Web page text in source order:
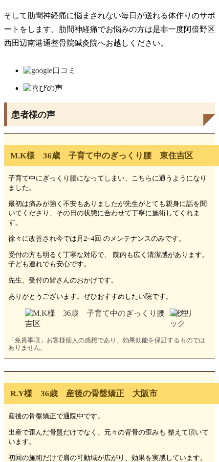
そして肋間神経痛に悩まされない毎日が送れる体作りのサポ
ートをします。肋間神経痛でお悩みの方は是非一度阿倍野区
西田辺南港通整骨院鍼灸院へお越しください。
患者様の声
M.K様 36歳 子育て中のぎっくり腰 東住吉区
子育て中にぎっくり腰になってしまい、こちらに通うようになり
ました。
最初は痛みが強く不安もありましたが先生がとても親身に話を聞
いてくださり、その日の状態に合わせて丁寧に施術してくれま
す。
徐々に改善され今では月2~4回 のメンテナンスのみです。
受付の方も明るく丁寧な対応で、 院内も広く清潔感があります。
子ども連れでも安心です。
先生、受付の皆さんのおかげです。
ありがとうございます。ぜひおすすめしたい院です。
「免責事項」お客様個人の感想であり、効果効能を保証するものでは
ありません。
R.Y様 36歳 産後の骨盤矯正 大阪市
産後の骨盤矯正で通院中です。
出産で歪んだ骨盤だけでなく、元々の背骨の歪みも 整えて頂いて
います。
初回の施術だけで肩の可動域が広がり、効果を実感しています。